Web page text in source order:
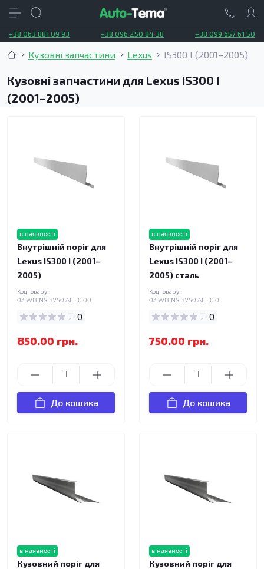
+38 063 881 09 93 +38 096 250 84 38 +38 099 657 61 50
Кузовні запчастини Lexus IS300 I (2001–2005)
Кузовні запчастини для Lexus IS300 I
(2001–2005)
в наявності
Внутрішній поріг для
Lexus IS300 I (2001–
2005)
Код товару:
03.WBINSL1750.ALL.0.00
0
850.00 грн.
До кошика
в наявності
Внутрішній поріг для
Lexus IS300 I (2001–
2005) сталь
Код товару:
03.WBINSL1750.ALL.0.0
0
750.00 грн.
До кошика
в наявності
Кузовний поріг для
в наявності
Кузовний поріг для